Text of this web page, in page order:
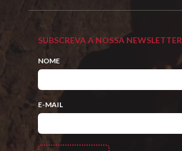
SUBSCREVA A NOSSA NEWSLETTER
NOME
E-MAIL